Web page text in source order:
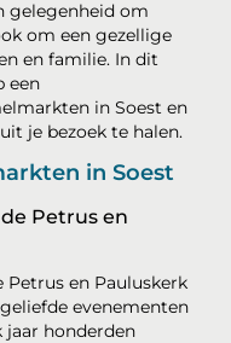
gelegenheid om
om een gezellige
en familie. In dit
een
in Soest en
je bezoek te halen.
in Soest
Petrus en
en Pauluskerk
evenementen
jaar honderden